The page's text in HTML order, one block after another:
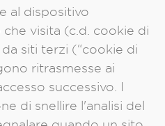
al dispositivo
visita (c.d. cookie di
siti terzi (“cookie di
ritrasmesse ai
successivo. I
di snellire l'analisi del